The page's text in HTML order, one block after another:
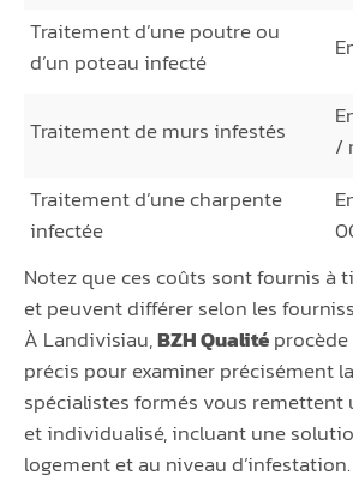
Traitement d’une poutre ou
d’un poteau infecté
Traitement de murs infestés
/
Traitement d’une charpente
infectée
Notez que ces coûts sont fournis à
et peuvent différer selon les
À Landivisiau,BZH Qualité
précis pour examiner précisément
spécialistes formés vous remettent
et individualisé, incluant une
logement et au niveau d’infestation.